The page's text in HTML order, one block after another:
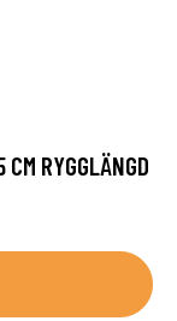
RYGGLÄNGD